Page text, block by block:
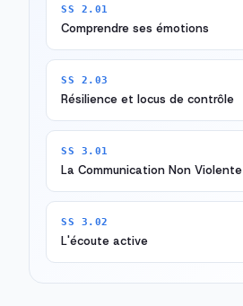
SS 2.01
Comprendre ses émotions
SS 2.03
Résilience et locus de contrôle
SS 3.01
La Communication Non Violente
SS 3.02
L'écoute active